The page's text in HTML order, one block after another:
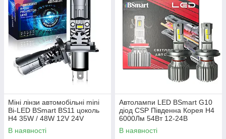
Міні лінзи автомобільні mini
Bi-LED BSmart BS11 цоколь
H4 35W / 48W 12V 24V
В наявності
Автолампи LED BSmart G10
діод CSP Південна Корея H4
6000Лм 54Вт 12-24В
В наявності